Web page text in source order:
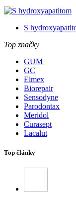
S
Top značky
GUM
GC
Elmex
Biorepair
Sensodyne
Parodontax
Meridol
Curasept
Lacalut
Top články